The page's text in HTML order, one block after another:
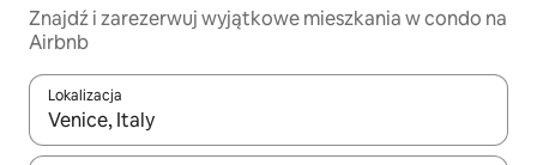
Znajdź i zarezerwuj wyjątkowe mieszkania w condo na
Airbnb
Lokalizacja
Gdy wyniki będą dostępne, możesz poruszać się po nich za